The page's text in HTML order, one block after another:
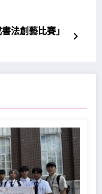
法創藝比賽」